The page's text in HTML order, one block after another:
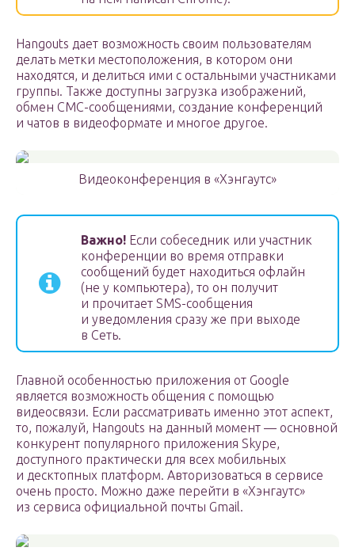
Hangouts дает возможность своим пользователям
делать метки местоположения, в котором они
находятся, и делиться ими с остальными участниками
группы. Также доступны загрузка изображений,
обмен СМС-сообщениями, создание конференций
и чатов в видеоформате и многое другое.
Видеоконференция в «Хэнгаутс»
Важно! Если собеседник или участник
конференции во время отправки
сообщений будет находиться офлайн
(не у компьютера), то он получит
и прочитает SMS-сообщения
и уведомления сразу же при выходе
в Сеть.
Главной особенностью приложения от Google
является возможность общения с помощью
видеосвязи. Если рассматривать именно этот аспект,
то, пожалуй, Hangouts на данный момент — основной
конкурент популярного приложения Skype,
доступного практически для всех мобильных
и десктопных платформ. Авторизоваться в сервисе
очень просто. Можно даже перейти в «Хэнгаутс»
из сервиса официальной почты Gmail.